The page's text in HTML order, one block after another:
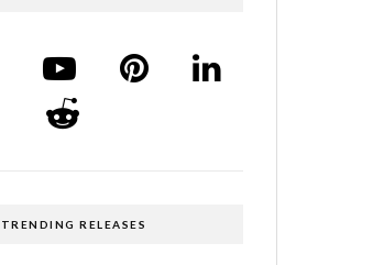
TRENDING RELEASES